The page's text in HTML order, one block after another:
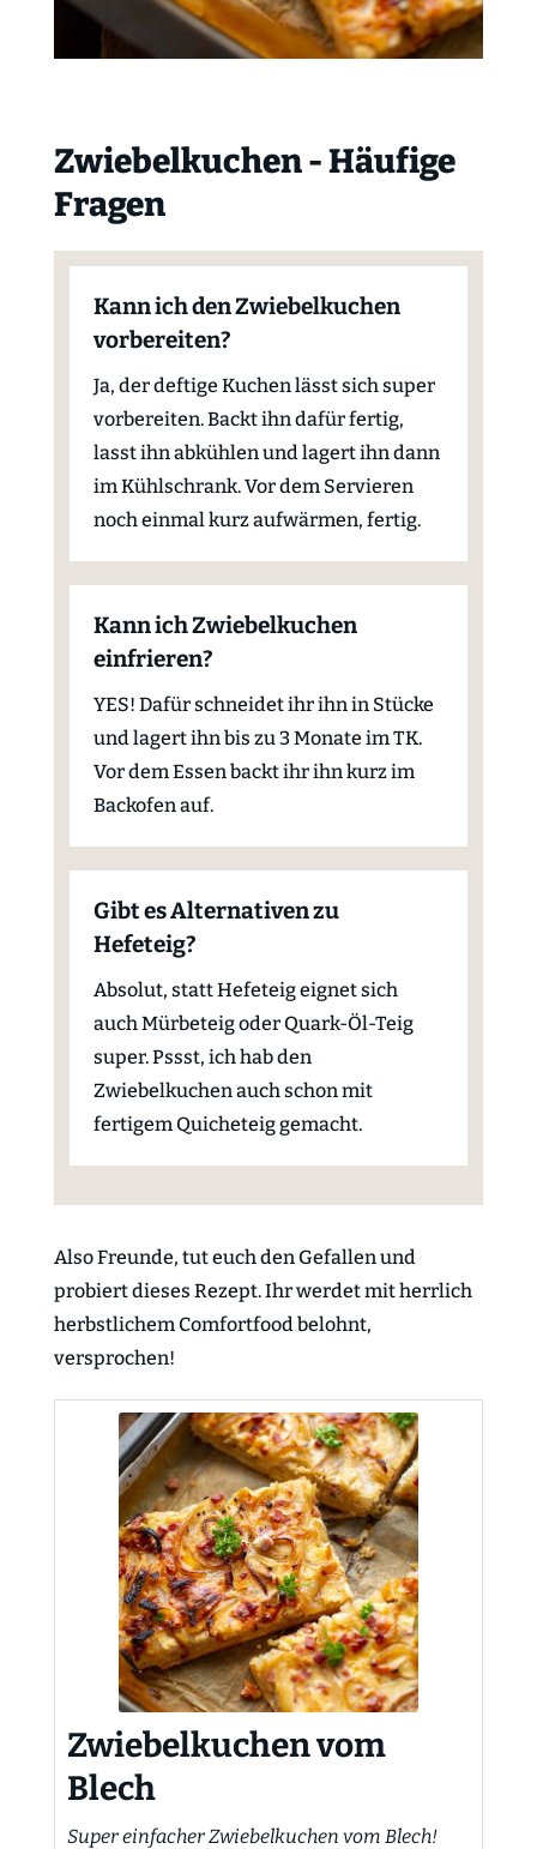
Zwiebelkuchen - Häufige
Fragen
Kann ich den Zwiebelkuchen
vorbereiten?
Ja, der deftige Kuchen lässt sich super
vorbereiten. Backt ihn dafür fertig,
lasst ihn abkühlen und lagert ihn dann
im Kühlschrank. Vor dem Servieren
noch einmal kurz aufwärmen, fertig.
Kann ich Zwiebelkuchen
einfrieren?
YES! Dafür schneidet ihr ihn in Stücke
und lagert ihn bis zu 3 Monate im TK.
Vor dem Essen backt ihr ihn kurz im
Backofen auf.
Gibt es Alternativen zu
Hefeteig?
Absolut, statt Hefeteig eignet sich
auch Mürbeteig oder Quark-Öl-Teig
super. Pssst, ich hab den
Zwiebelkuchen auch schon mit
fertigem Quicheteig gemacht.
Also Freunde, tut euch den Gefallen und
probiert dieses Rezept. Ihr werdet mit herrlich
herbstlichem Comfortfood belohnt,
versprochen!
Zwiebelkuchen vom
Blech
Super einfacher Zwiebelkuchen vom Blech!